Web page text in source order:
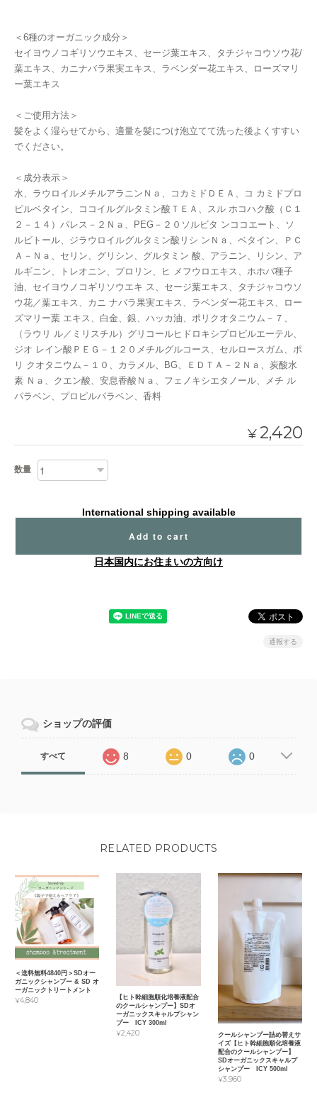
＜6種のオーガニック成分＞
セイヨウノコギリソウエキス、セージ葉エキス、タチジャコウソウ花/
葉エキス、カニナバラ果実エキス、ラベンダー花エキス、ローズマリ
ー葉エキス
＜ご使用方法＞
髪をよく湿らせてから、適量を髪につけ泡立てて洗った後よくすすい
でください。
＜成分表示＞
水、ラウロイルメチルアラニンＮａ、コカミドＤＥＡ、コ カミドプロ
ピルベタイン、ココイルグルタミン酸ＴＥＡ、スル ホコハク酸（Ｃ１
２－１４）パレス－２Ｎａ、PEG－２０ソルビタ ンココエート、ソ
ルビトール、ジラウロイルグルタミン酸リシ ンＮａ、ベタイン、ＰＣ
Ａ－Ｎａ、セリン、グリシン、グルタミン 酸、アラニン、リシン、ア
ルギニン、トレオニン、プロリン、ヒ メフウロエキス、ホホバ種子
油、セイヨウノコギリソウエキ ス、セージ葉エキス、タチジャコウソ
ウ花／葉エキス、カニ ナバラ果実エキス、ラベンダー花エキス、ロー
ズマリー葉 エキス、白金、銀、ハッカ油、ポリクオタニウム－７、
（ラウリ ル／ミリスチル）グリコールヒドロキシプロピルエーテル、
ジオ レイン酸ＰＥＧ－１２０メチルグルコース、セルロースガム、ポ
リ クオタニウム－１０、カラメル、BG、ＥＤＴＡ－２Ｎａ、炭酸水
素 Ｎａ、クエン酸、安息香酸Ｎａ、フェノキシエタノール、メチ ル
パラベン、プロピルパラベン、香料
¥2,420
数量
International shipping available
Add to cart
日本国内にお住まいの方向け
通報する
ショップの評価
すべて 8 0 0
RELATED PRODUCTS
＜送料無料4840円＞SDオー
ガニックシャンプー & SD オ
ーガニックトリートメント
¥4,840
【ヒト幹細胞順化培養液配合
のクールシャンプー】SDオ
ーガニックスキャルプシャン
プー ICY 300ml
¥2,420
クールシャンプー詰め替えサ
イズ【ヒト幹細胞順化培養液
配合のクールシャンプー】
SDオーガニックスキャルプ
シャンプー ICY 500ml
¥3,960